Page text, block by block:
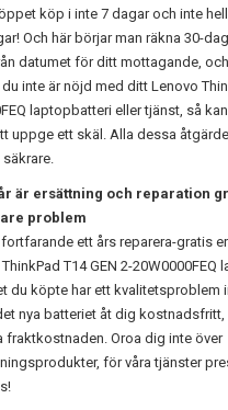
köp i inte 7 dagar och inte
Och här börjar man räkna 30-
datumet för ditt mottagande,
inte är nöjd med ditt Lenovo
laptopbatteri eller tjänst, så
uppge ett skäl. Alla dessa
är ersättning och reparation
problem
ett års reparera-gratis
T14 GEN 2-20W0000FEQ
du köpte har ett kvalitetsproblem
nya batteriet åt dig
fraktkostnaden. Oroa dig inte över
för våra tjänster